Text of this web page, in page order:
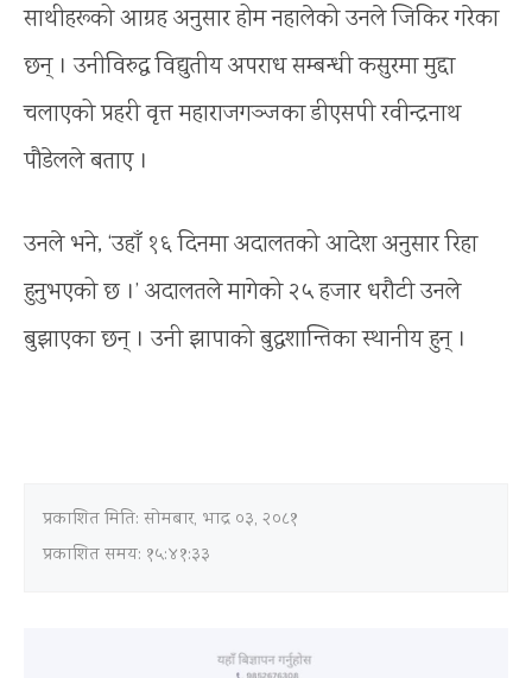
साथीहरूको आग्रह अनुसार होम नहालेको उनले जिकिर गरेका
छन् । उनीविरुद्ध विद्युतीय अपराध सम्बन्धी कसुरमा मुद्दा
चलाएको प्रहरी वृत्त महाराजगञ्जका डीएसपी रवीन्द्रनाथ
पौडेलले बताए ।
उनले भने, ‘उहाँ १६ दिनमा अदालतको आदेश अनुसार रिहा
हुनुभएको छ ।’ अदालतले मागेको २५ हजार धरौटी उनले
बुझाएका छन् । उनी झापाको बुद्धशान्तिका स्थानीय हुन् ।
प्रकाशित मिति: सोमबार, भाद्र ०३, २०८१
प्रकाशित समय: १५:४१:३३